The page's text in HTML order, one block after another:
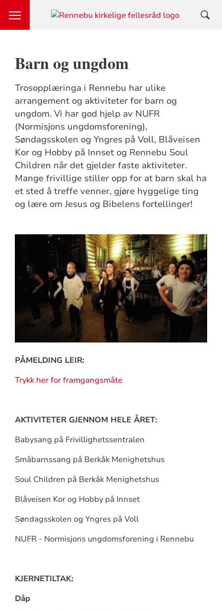
Barn og ungdom
Trosopplæringa i Rennebu har ulike
arrangement og aktiviteter for barn og
ungdom. Vi har god hjelp av NUFR
(Normisjons ungdomsforening),
Søndagsskolen og Yngres på Voll, Blåveisen
Kor og Hobby på Innset og Rennebu Soul
Children når det gjelder faste aktiviteter.
Mange frivillige stiller opp for at barn skal ha
et sted å treffe venner, gjøre hyggelige ting
og lære om Jesus og Bibelens fortellinger!
PÅMELDING LEIR:
Trykk her for framgangsmåte
AKTIVITETER GJENNOM HELE ÅRET:
Babysang på Frivillighetssentralen
Småbarnssang på Berkåk Menighetshus
Soul Children på Berkåk Menighetshus
Blåveisen Kor og Hobby på Innset
Søndagsskolen og Yngres på Voll
NUFR - Normisjons ungdomsforening i Rennebu
KJERNETILTAK:
Dåp